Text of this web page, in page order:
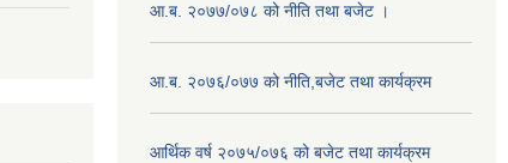
आ.ब. २०७७/०७८ को नीति तथा बजेट ।
आ.ब. २०७६/०७७ को नीति,बजेट तथा कार्यक्रम
आर्थिक वर्ष २०७५/०७६ को बजेट तथा कार्यक्रम